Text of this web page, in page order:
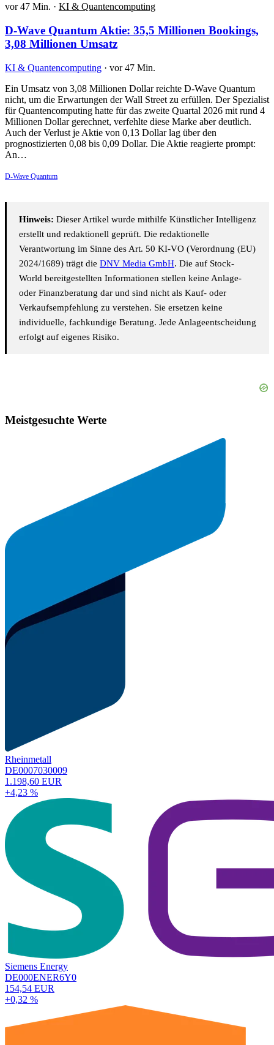
vor 47 Min. · KI & Quantencomputing
D-Wave Quantum Aktie: 35,5 Millionen Bookings,
3,08 Millionen Umsatz
KI & Quantencomputing · vor 47 Min.
Ein Umsatz von 3,08 Millionen Dollar reichte D-Wave Quantum
nicht, um die Erwartungen der Wall Street zu erfüllen. Der Spezialist
für Quantencomputing hatte für das zweite Quartal 2026 mit rund 4
Millionen Dollar gerechnet, verfehlte diese Marke aber deutlich.
Auch der Verlust je Aktie von 0,13 Dollar lag über den
prognostizierten 0,08 bis 0,09 Dollar. Die Aktie reagierte prompt:
An…
D-Wave Quantum
Hinweis: Dieser Artikel wurde mithilfe Künstlicher Intelligenz
erstellt und redaktionell geprüft. Die redaktionelle
Verantwortung im Sinne des Art. 50 KI-VO (Verordnung (EU)
2024/1689) trägt die DNV Media GmbH. Die auf Stock-
World bereitgestellten Informationen stellen keine Anlage-
oder Finanzberatung dar und sind nicht als Kauf- oder
Verkaufsempfehlung zu verstehen. Sie ersetzen keine
individuelle, fachkundige Beratung. Jede Anlageentscheidung
erfolgt auf eigenes Risiko.
Meistgesuchte Werte
Rheinmetall
DE0007030009
1.198,60 EUR
+4,23 %
Siemens Energy
DE000ENER6Y0
154,54 EUR
+0,32 %